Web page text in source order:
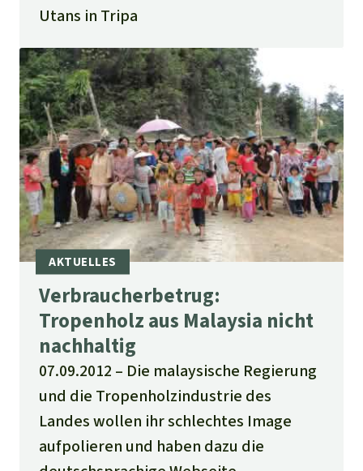
Utans in Tripa
Verbraucherbetrug:
Tropenholz aus Malaysia nicht
nachhaltig
07.09.2012
Die malaysische Regierung
und die Tropenholzindustrie des
Landes wollen ihr schlechtes Image
aufpolieren und haben dazu die